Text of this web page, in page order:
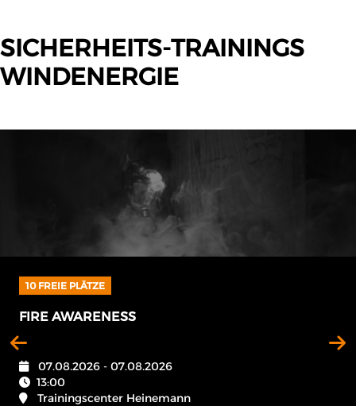
SICHERHEITS-TRAININGS
WINDENERGIE
4 FREIE PLÄTZE
FIRST AID
10.08.2026 - 10.08.2026
09:00
Trainingscenter Heinemann